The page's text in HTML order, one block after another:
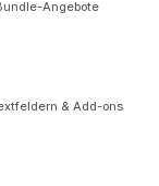
Angebote
& Add-ons